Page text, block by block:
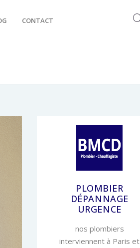
CONTACT
PLOMBIER
DÉPANNAGE
URGENCE
nos plombiers
interviennent à Paris et